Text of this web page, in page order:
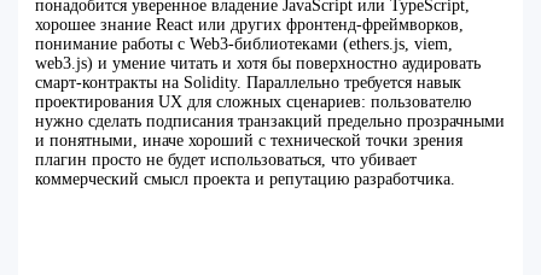
понадобится уверенное владение JavaScript или TypeScript,
хорошее знание React или других фронтенд-фреймворков,
понимание работы с Web3-библиотеками (ethers.js, viem,
web3.js) и умение читать и хотя бы поверхностно аудировать
смарт-контракты на Solidity. Параллельно требуется навык
проектирования UX для сложных сценариев: пользователю
нужно сделать подписания транзакций предельно прозрачными
и понятными, иначе хороший с технической точки зрения
плагин просто не будет использоваться, что убивает
коммерческий смысл проекта и репутацию разработчика.